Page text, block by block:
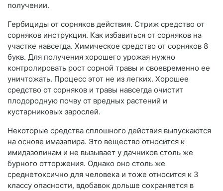
получении.
Гербициды от сорняков действия. Стриж средство от
сорняков инструкция. Как избавиться от сорняков на
участке навсегда. Химическое средство от сорняков 8
букв. Для получения хорошего урожая нужно
контролировать рост сорной травы и своевременно ее
уничтожать. Процесс этот не из легких. Хорошее
средство от сорняков и травы навсегда очистит
плодородную почву от вредных растений и
кустарниковых зарослей.
Некоторые средства сплошного действия выпускаются
на основе имазапира. Это вещество относится к
имидазолинам и не вызывает у дачников столь же
бурного отторжения. Однако оно столь же
среднетоксично для человека и тоже относится к 3
классу опасности, вдобавок дольше сохраняется в